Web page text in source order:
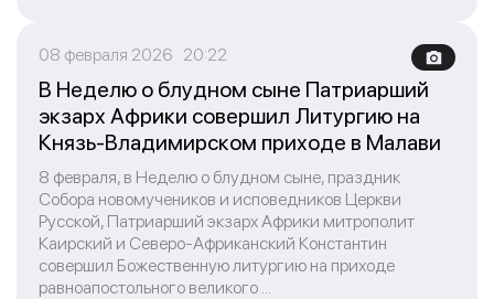
08 февраля 2026 20:22
В Неделю о блудном сыне Патриарший
экзарх Африки совершил Литургию на
Князь-Владимирском приходе в Малави
8 февраля, в Неделю о блудном сыне, праздник
Собора новомучеников и исповедников Церкви
Русской, Патриарший экзарх Африки митрополит
Каирский и Северо-Африканский Константин
совершил Божественную литургию на приходе
равноапостольного великого ...